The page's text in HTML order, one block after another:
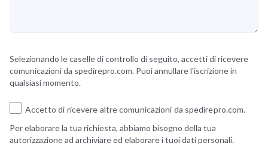
Selezionando le caselle di controllo di seguito, accetti di ricevere
comunicazioni da spedirepro.com. Puoi annullare l'iscrizione in
qualsiasi momento.
Accetto di ricevere altre comunicazioni da spedirepro.com.
Per elaborare la tua richiesta, abbiamo bisogno della tua
autorizzazione ad archiviare ed elaborare i tuoi dati personali.